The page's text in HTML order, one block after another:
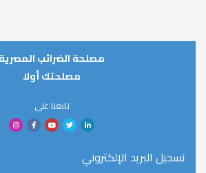
مصلحة الضرائب المصرية
مصلحتك أولا
تابعنا على
تسجيل البريد الإلكتروني